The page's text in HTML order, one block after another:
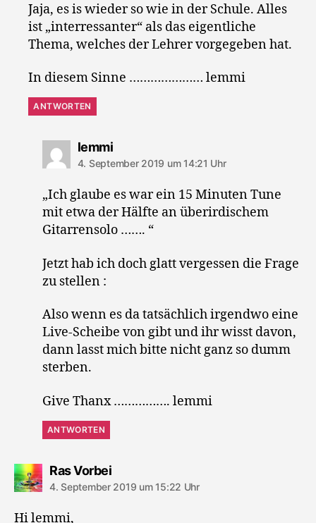
Jaja, es is wieder so wie in der Schule. Alles
ist „interressanter“ als das eigentliche
Thema, welches der Lehrer vorgegeben hat.
In diesem Sinne ………………… lemmi
ANTWORTEN
lemmisagt:
4. September 2019 um 14:21 Uhr
„Ich glaube es war ein 15 Minuten Tune
mit etwa der Hälfte an überirdischem
Gitarrensolo ……. “
Jetzt hab ich doch glatt vergessen die Frage
zu stellen :
Also wenn es da tatsächlich irgendwo eine
Live-Scheibe von gibt und ihr wisst davon,
dann lasst mich bitte nicht ganz so dumm
sterben.
Give Thanx ……………. lemmi
ANTWORTEN
Ras Vorbeisagt:
4. September 2019 um 15:22 Uhr
Hi lemmi,